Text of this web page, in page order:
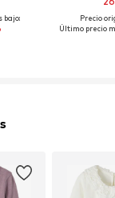
bajo:
Precio
Último precio